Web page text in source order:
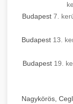
Budapest 7.
Budapest 13.
Budapest 19.
Nagykörös,